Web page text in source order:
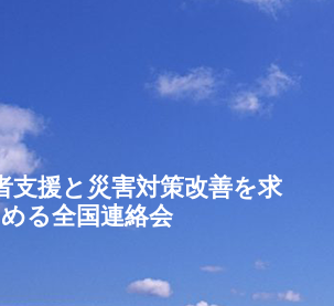
支援と災害対策改善を求
める全国連絡会